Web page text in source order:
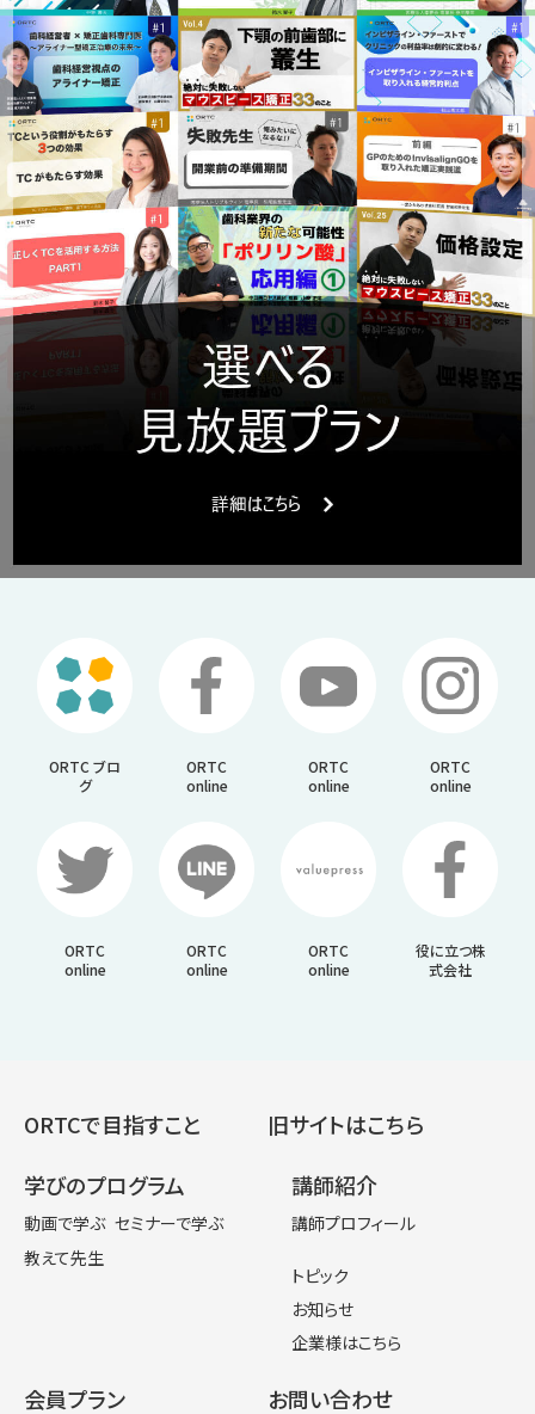
ORTC ブロ
グ
ORTC
online
ORTC
online
ORTC
online
ORTC
online
ORTC
online
ORTC
online
役に立つ株
式会社
ORTCで目指すこと
旧サイトはこちら
学びのプログラム
動画で学ぶ セミナーで学ぶ
教えて先生
講師紹介
講師プロフィール
トピック
お知らせ
企業様はこちら
会員プラン お問い合わせ